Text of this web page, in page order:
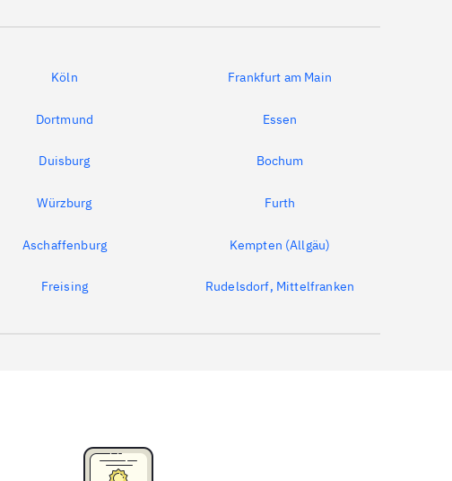
Köln Frankfurt am Main
Dortmund Essen
Duisburg Bochum
Würzburg Furth
Aschaffenburg Kempten (Allgäu)
Freising Rudelsdorf, Mittelfranken